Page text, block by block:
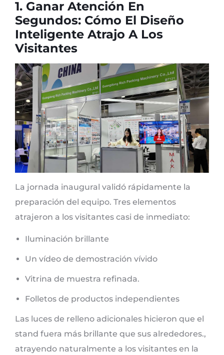
1. Ganar Atención En
Segundos: Cómo El Diseño
Inteligente Atrajo A Los
Visitantes
La jornada inaugural validó rápidamente la
preparación del equipo. Tres elementos
atrajeron a los visitantes casi de inmediato:
Iluminación brillante
Un vídeo de demostración vívido
Vitrina de muestra refinada.
Folletos de productos independientes
Las luces de relleno adicionales hicieron que el
stand fuera más brillante que sus alrededores.,
atrayendo naturalmente a los visitantes en la